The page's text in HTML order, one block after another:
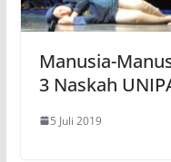
Manusia-
3 Naskah
5 Juli 2019